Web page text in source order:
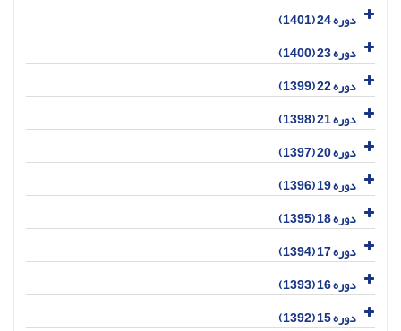
دوره 24 (1401)
دوره 23 (1400)
دوره 22 (1399)
دوره 21 (1398)
دوره 20 (1397)
دوره 19 (1396)
دوره 18 (1395)
دوره 17 (1394)
دوره 16 (1393)
دوره 15 (1392)